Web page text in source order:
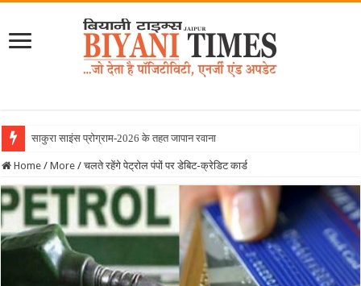
साकुरा साइंस प्रोग्राम-2026 के तहत जापान रवाना हुई बियानी ग्
Home / More / चलते रहेंगे पेट्रोल पंपों पर डेबिट-क्रेडिट कार्ड